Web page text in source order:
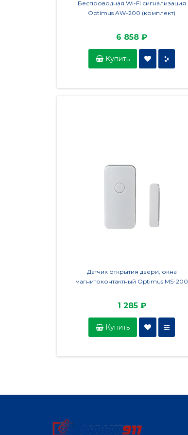
Беспроводная Wi-Fi сигнализация
Optimus AW-200 (комплект)
6 858 ₽
Купить
Датчик открытия двери, окна
магнитоконтактный Optimus MS-200
1 285 ₽
Купить